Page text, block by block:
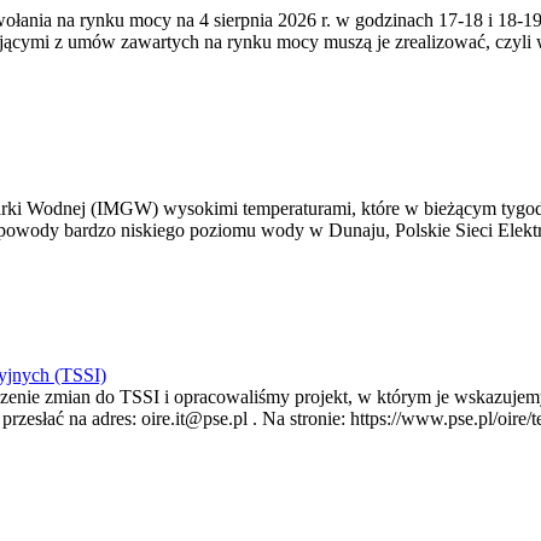
na rynku mocy na 4 sierpnia 2026 r. w godzinach 17-18 i 18-
z umów zawartych na rynku mocy muszą je zrealizować, czyli
Wodnej (IMGW) wysokimi temperaturami, które w bieżącym
bardzo niskiego poziomu wody w Dunaju, Polskie Sieci
(TSSI)
zmian do TSSI i opracowaliśmy projekt, w którym je
na adres: oire.it@pse.pl . Na stronie: https://www.pse.pl/